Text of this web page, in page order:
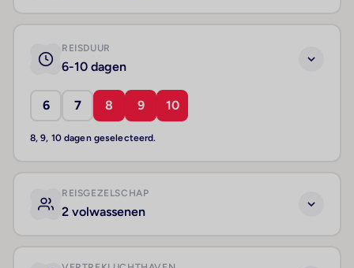
REISDUUR
6-10 dagen
6 7 8 9 10
8, 9, 10 dagen geselecteerd.
REISGEZELSCHAP
2 volwassenen